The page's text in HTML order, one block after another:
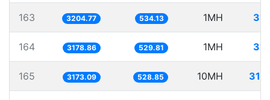
163 3204.77 534.13 1MH
164 3178.86 529.81 1MH
165 3173.09 528.85 10MH